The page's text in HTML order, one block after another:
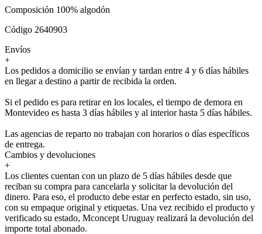
Composición 100% algodón
Código 2640903
Envíos
+
Los pedidos a domicilio se envían y tardan entre 4 y 6 días hábiles
en llegar a destino a partir de recibida la orden.
Si el pedido es para retirar en los locales, el tiempo de demora en
Montevideo es hasta 3 días hábiles y al interior hasta 5 días hábiles.
Las agencias de reparto no trabajan con horarios o días específicos
de entrega.
Cambios y devoluciones
+
Los clientes cuentan con un plazo de 5 días hábiles desde que
reciban su compra para cancelarla y solicitar la devolución del
dinero. Para eso, el producto debe estar en perfecto estado, sin uso,
con su empaque original y etiquetas. Una vez recibido el producto y
verificado su estado, Mconcept Uruguay realizará la devolución del
importe total abonado.